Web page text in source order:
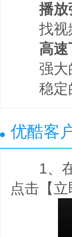
播放
找视频
高速
强大的
稳定的
优酷客
1、
点击【立